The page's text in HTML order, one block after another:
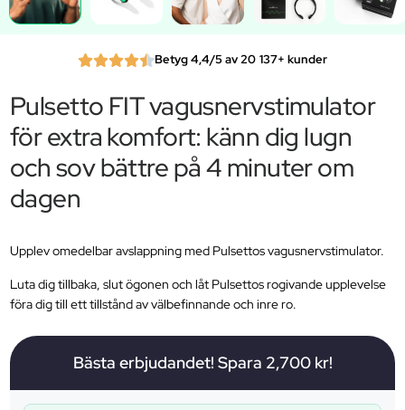
Betyg 4,4/5 av 20 137+ kunder
Pulsetto FIT vagusnervstimulator
för extra komfort: känn dig lugn
och sov bättre på 4 minuter om
dagen
Upplev omedelbar avslappning med Pulsettos vagusnervstimulator.
Luta dig tillbaka, slut ögonen och låt Pulsettos rogivande upplevelse
föra dig till ett tillstånd av välbefinnande och inre ro.
Bästa erbjudandet! Spara 2,700 kr!